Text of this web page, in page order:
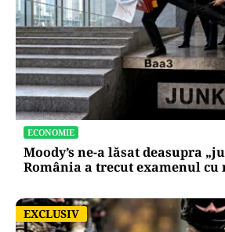
ECONOMIE
Moody’s ne-a lăsat deasupra
România a trecut examenul
EXCLUSIV
EXCLUSIV